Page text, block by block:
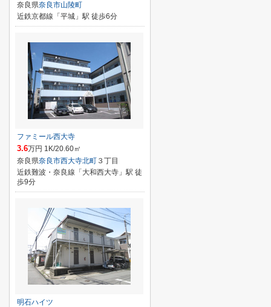
奈良県奈良市山陵町
近鉄京都線「平城」駅 徒歩6分
ファミール西大寺
3.6万円 1K/20.60㎡
奈良県奈良市西大寺北町 ３丁目
近鉄難波・奈良線「大和西大寺」駅 徒
歩9分
明石ハイツ